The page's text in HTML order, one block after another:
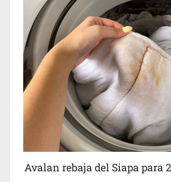
Avalan rebaja del Siapa para